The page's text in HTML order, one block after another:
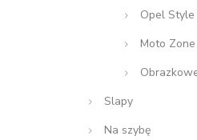
Opel Style
Moto Zone
Slapy
Na szybę